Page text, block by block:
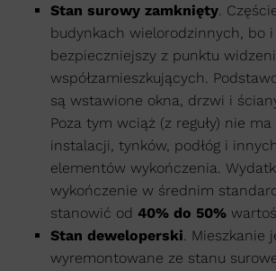
Stan surowy zamknięty.
budynkach wielorodzinnych, bo i
bezpieczniejszy z punktu
współzamieszkujących.
są wstawione okna, drzwi i
Poza tym wciąż (z reguły) nie
instalacji, tynków, podłóg i
elementów wykończenia.
wykończenie w średnim
stanowić od 40% do 50%
Stan deweloperski. Mieszkanie
wyremontowane ze stanu